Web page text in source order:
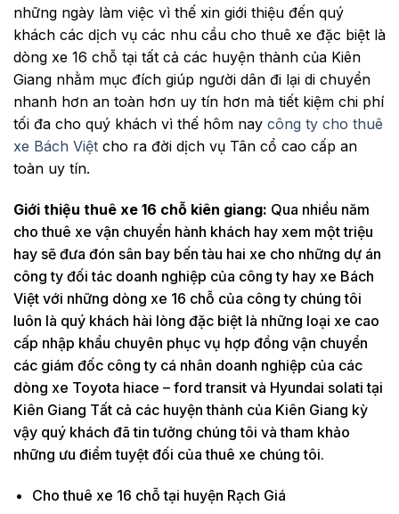
những ngày làm việc vì thế xin giới thiệu đến quý
khách các dịch vụ các nhu cầu cho thuê xe đặc biệt là
dòng xe 16 chỗ tại tất cả các huyện thành của Kiên
Giang nhằm mục đích giúp người dân đi lại di chuyển
nhanh hơn an toàn hơn uy tín hơn mà tiết kiệm chi phí
tối đa cho quý khách vì thế hôm nay công ty cho thuê
xe Bách Việt cho ra đời dịch vụ Tân cổ cao cấp an
toàn uy tín.
Giới thiệu thuê xe 16 chỗ kiên giang: Qua nhiều năm
cho thuê xe vận chuyển hành khách hay xem một triệu
hay sẽ đưa đón sân bay bến tàu hai xe cho những dự án
công ty đối tác doanh nghiệp của công ty hay xe Bách
Việt với những dòng xe 16 chỗ của công ty chúng tôi
luôn là quý khách hài lòng đặc biệt là những loại xe cao
cấp nhập khẩu chuyên phục vụ hợp đồng vận chuyển
các giám đốc công ty cá nhân doanh nghiệp của các
dòng xe Toyota hiace – ford transit và Hyundai solati tại
Kiên Giang Tất cả các huyện thành của Kiên Giang kỳ
vậy quý khách đã tin tưởng chúng tôi và tham khảo
những ưu điểm tuyệt đối của thuê xe chúng tôi.
Cho thuê xe 16 chỗ tại huyện Rạch Giá